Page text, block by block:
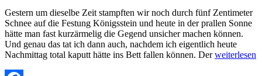
Gestern um dieselbe Zeit stampften wir noch durch fünf Zentimeter
Schnee auf die Festung Königsstein und heute in der prallen Sonne
hätte man fast kurzärmelig die Gegend unsicher machen können.
Und genau das tat ich dann auch, nachdem ich eigentlich heute
Nachmittag total kaputt hätte ins Bett fallen können. Derweiterlesen